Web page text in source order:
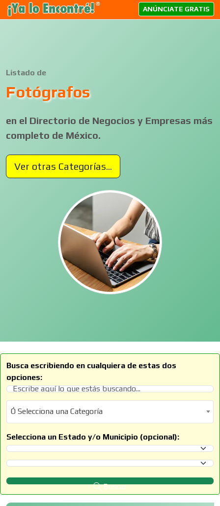
ANÚNCIATE GRATIS
Listado de
Fotógrafos
en el Directorio de Negocios y Empresas más
completo de México.
Ver otras Categorías...
Busca escribiendo en cualquiera de estas dos
opciones:
Ó Selecciona una Categoría
Ó Selecciona una Categoría
Selecciona un Estado y/o Municipio (opcional):
Selecciona un Estado
Selecciona un Municipio
Buscar